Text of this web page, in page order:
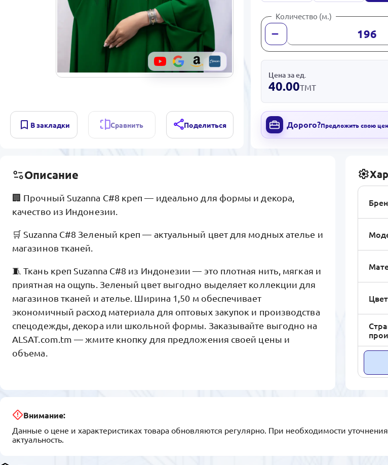
В закладки Сравнить Поделиться
Количество (м.)
Цена за ед.
40.00ТМТ
Дорого?Предложить свою
Описание
🏢 Прочный Suzanna C#8 креп — идеально для формы и декора,
качество из Индонезии.
🛒 Suzanna C#8 Зеленый креп — актуальный цвет для модных ателье и
магазинов тканей.
🧵 Ткань креп Suzanna C#8 из Индонезии — это плотная нить, мягкая и
приятная на ощупь. Зеленый цвет выгодно выделяет коллекции для
магазинов тканей и ателье. Ширина 1,50 м обеспечивает
экономичный расход материала для оптовых закупок и производства
спецодежды, декора или школьной формы. Заказывайте выгодно на
ALSAT.com.tm — жмите кнопку для предложения своей цены и
объема.
Цвет
Внимание:
Данные о цене и характеристиках товара обновляются регулярно. При необходимости
актуальность.